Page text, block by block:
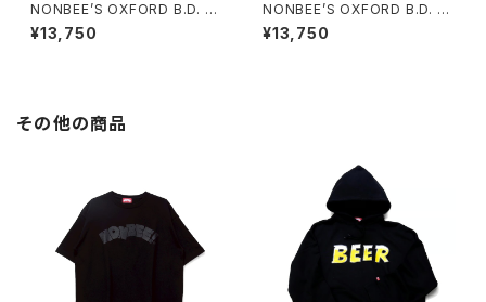
NONBEE’S OXFORD B.D. H
ALF SLEEVE SHIRTS “cockt
ail” white
¥13,750
NONBEE’S OXFORD B.D. H
ALF SLEEVE SHIRTS “cockt
ail” saxe-blue
¥13,750
その他の商品